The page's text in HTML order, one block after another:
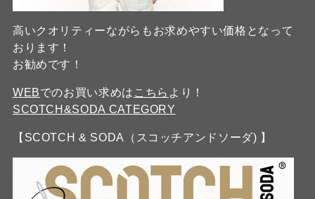
高いクオリティーながらもお求めやすい価格となって
おります！
お勧めです！
WEBでのお買い求めは こちら より！
SCOTCH&SODA CATEGORY
【SCOTCH & SODA（スコッチアンドソーダ) 】